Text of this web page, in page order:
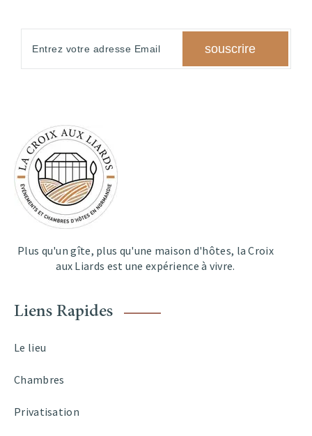
Plus qu'un gîte, plus qu'une maison d'hôtes, la Croix
aux Liards est une expérience à vivre.
Liens Rapides
Le lieu
Chambres
Privatisation